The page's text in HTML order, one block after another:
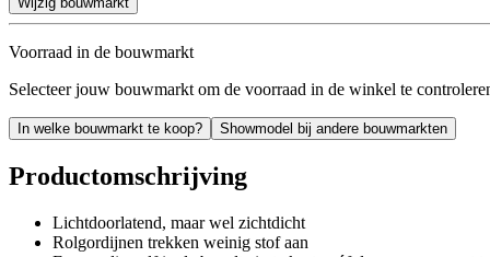
Voorraad in de bouwmarkt
Selecteer jouw bouwmarkt om de voorraad in de winkel te
In welke bouwmarkt te koop? Showmodel bij andere bouwmarkten
Productomschrijving
Lichtdoorlatend, maar wel zichtdicht
Rolgordijnen trekken weinig stof aan